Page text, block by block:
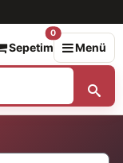
Sepetim
0
Menü